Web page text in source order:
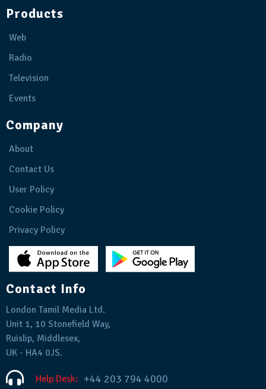
Products
Web
Radio
Television
Events
Company
About
Contact Us
User Policy
Cookie Policy
Privacy Policy
Contact Info
London Tamil Media Ltd.
Unit 1, 10 Stonefield Way,
Ruislip, Middlesex,
UK - HA4 0JS.
Help Desk: +44 203 794 4000